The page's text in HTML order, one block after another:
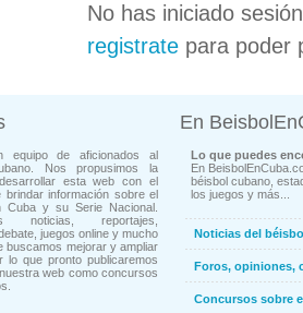
No has iniciado
registrate para poder
equipo de aficionados al
Nos propusimos la
esta web con el
brindar información sobre el
Cuba y su Serie Nacional.
noticias, reportajes,
juegos online y mucho
buscamos mejorar y ampliar
lo que pronto publicaremos
web como concursos
En
Lo que puedes
En
béisbol cubano,
los juegos y más...
Noticias del
Foros, opiniones,
Concursos sobre